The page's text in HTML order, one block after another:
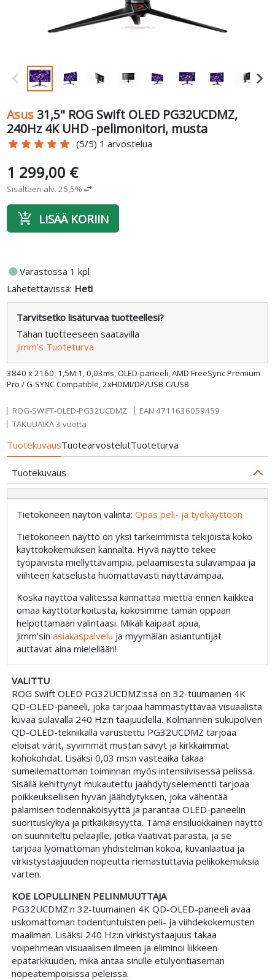
Asus 31,5" ROG Swift OLED PG32UCDMZ,
240Hz 4K UHD -pelimonitori, musta
star star star star star (5/5) 1 arvostelua
3840 x 2160, 1,5M:1, 0,03ms, OLED-paneeli, AMD FreeSync Premium
Pro / G-SYNC Compatible, 2xHDMI/DP/USB-C/USB
1 299,00 €
Sisältäen alv. 25,5%swap_horiz
add_shopping_cart LISÄÄ KORIIN
fiber_manual_recordVarastossa 1 kpl
Lähetettävissä: Heti
Tarvitsetko lisäturvaa tuotteellesi?
Tähän tuotteeseen saatavilla
Jimm’s Tuoteturva
ROG-SWIFT-OLED-PG32UCDMZ EAN 4711636059459
TAKUUAIKA 3 vuotta
TuotekuvausTuotearvostelutTuoteturva
Tuotekuvaus
Tietokoneen näytön valinta:Opas peli- ja työkäyttöön
Tietokoneen näyttö on yksi tärkeimmistä tekijöistä koko
käyttökokemuksen kannalta. Hyvä näyttö tekee
työpäivistä miellyttävämpiä, pelaamisesta sulavampaa ja
viihteen katselusta huomattavasti näyttävämpää.
Koska näyttöä valitessa kannattaa miettiä ennen kaikkea
omaa käyttötarkoitusta, kokosimme tämän oppaan
helpottamaan valintaasi. Mikäli kaipaat apua,
Jimm’sinasiakaspalvelu ja myymälän asiantuntijat
auttavat aina mielellään!
VALITTU
ROG Swift OLED PG32UCDMZ:ssä on 32-tuumainen 4K
QD-OLED-paneeli, joka tarjoaa hämmästyttävää visuaalista
kuvaa sulavalla 240 Hz:n taajuudella. Kolmannen sukupolven
QD-OLED-tekniikalla varustettu PG32UCDMZ tarjoaa
eloisat värit, syvimmät mustan sävyt ja kirkkaimmat
kohokohdat. Lisäksi 0,03 ms:n vasteaika takaa
sumeilemattoman toiminnan myös intensiivisessä pelissä.
Sisällä kehittynyt mukautettu jäähdytyselementti tarjoaa
poikkeuksellisen hyvän jäähdytyksen, joka vähentää
palamisen todennäköisyyttä ja parantaa OLED-paneelin
suorituskykyä ja pitkäikäisyyttä. Tämä ensiluokkainen näyttö
on suunniteltu pelaajille, jotka vaativat parasta, ja se
tarjoaa lyömättömän yhdistelmän kokoa, kuvanlaatua ja
virkistystaajuuden nopeutta riemastuttavia pelikokemuksia
varten.
KOE LOPULLINEN PELINMUUTTAJA
PG32UCDMZ:n 32-tuumainen 4K QD-OLED-paneeli avaa
uskomattoman todentuntuisten peli- ja viihdekokemusten
maailman. Lisäksi 240 Hz:n virkistystaajuus takaa
voipehmeän visuaalisen ilmeen ja eliminoi liikkeen
epätarkkuuden, mikä antaa sinulle etulyöntiaseman
nopeatempoisissa peleissä.